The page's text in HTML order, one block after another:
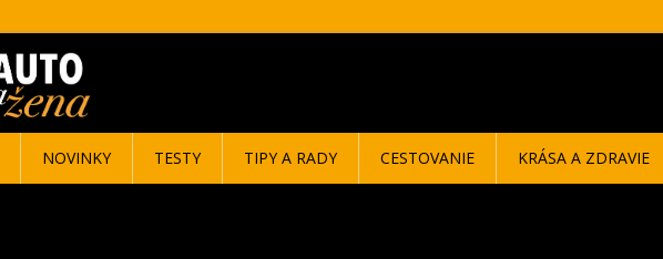
NOVINKY TESTY TIPY A RADY CESTOVANIE KRÁSA A ZDRAVIE